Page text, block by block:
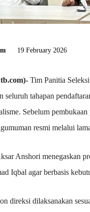
19 February 2026
Tim Panitia
seluruh tahapan
Sebelum
resmi melalui
Anshori menegaskan
Iqbal agar berbasis
direksi dilaksanakan